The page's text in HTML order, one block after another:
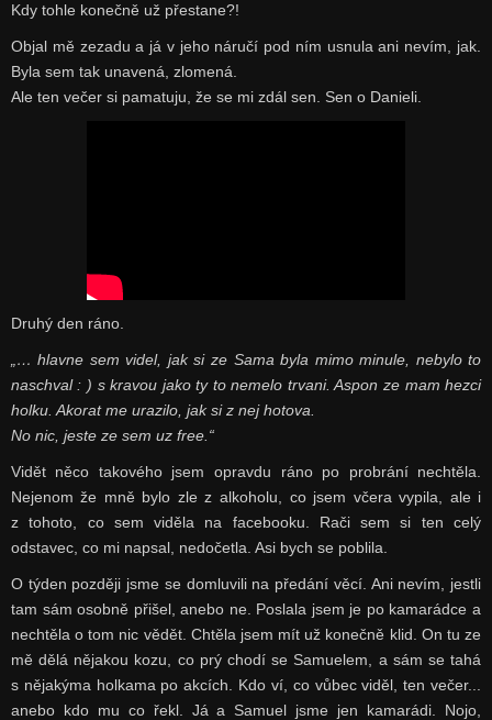
Kdy tohle konečně už přestane?!
Objal mě zezadu a já v jeho náručí pod ním usnula ani nevím, jak.
Byla sem tak unavená, zlomená.
Ale ten večer si pamatuju, že se mi zdál sen. Sen o Danieli.
Druhý den ráno.
„… hlavne sem videl, jak si ze Sama byla mimo minule, nebylo to
naschval : ) s kravou jako ty to nemelo trvani. Aspon ze mam hezci
holku. Akorat me urazilo, jak si z nej hotova.
No nic, jeste ze sem uz free.“
Vidět něco takového jsem opravdu ráno po probrání nechtěla.
Nejenom že mně bylo zle z alkoholu, co jsem včera vypila, ale i
z tohoto, co sem viděla na facebooku. Rači sem si ten celý
odstavec, co mi napsal, nedočetla. Asi bych se poblila.
O týden později jsme se domluvili na předání věcí. Ani nevím, jestli
tam sám osobně přišel, anebo ne. Poslala jsem je po kamarádce a
nechtěla o tom nic vědět. Chtěla jsem mít už konečně klid. On tu ze
mě dělá nějakou kozu, co prý chodí se Samuelem, a sám se tahá
s nějakýma holkama po akcích. Kdo ví, co vůbec viděl, ten večer...
anebo kdo mu co řekl. Já a Samuel jsme jen kamarádi. Nojo,